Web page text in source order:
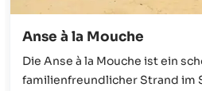
Anse à la Mouche
Die Anse à la Mouche ist ein
familienfreundlicher Strand im